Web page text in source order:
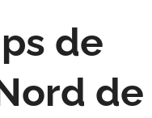
de
de